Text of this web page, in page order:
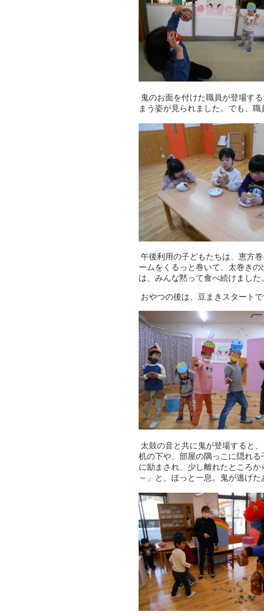
鬼のお面を付けた職員が登場す
まう姿が見られました。でも、
午後利用の子どもたちは、恵方
ームをくるっと巻いて、太巻き
は、みんな黙って食べ続けました
おやつの後は、豆まきスタートで
太鼓の音と共に鬼が登場すると
机の下や、部屋の隅っこに隠れ
に励まされ、少し離れたところ
～」と、ほっと一息。鬼が逃げ